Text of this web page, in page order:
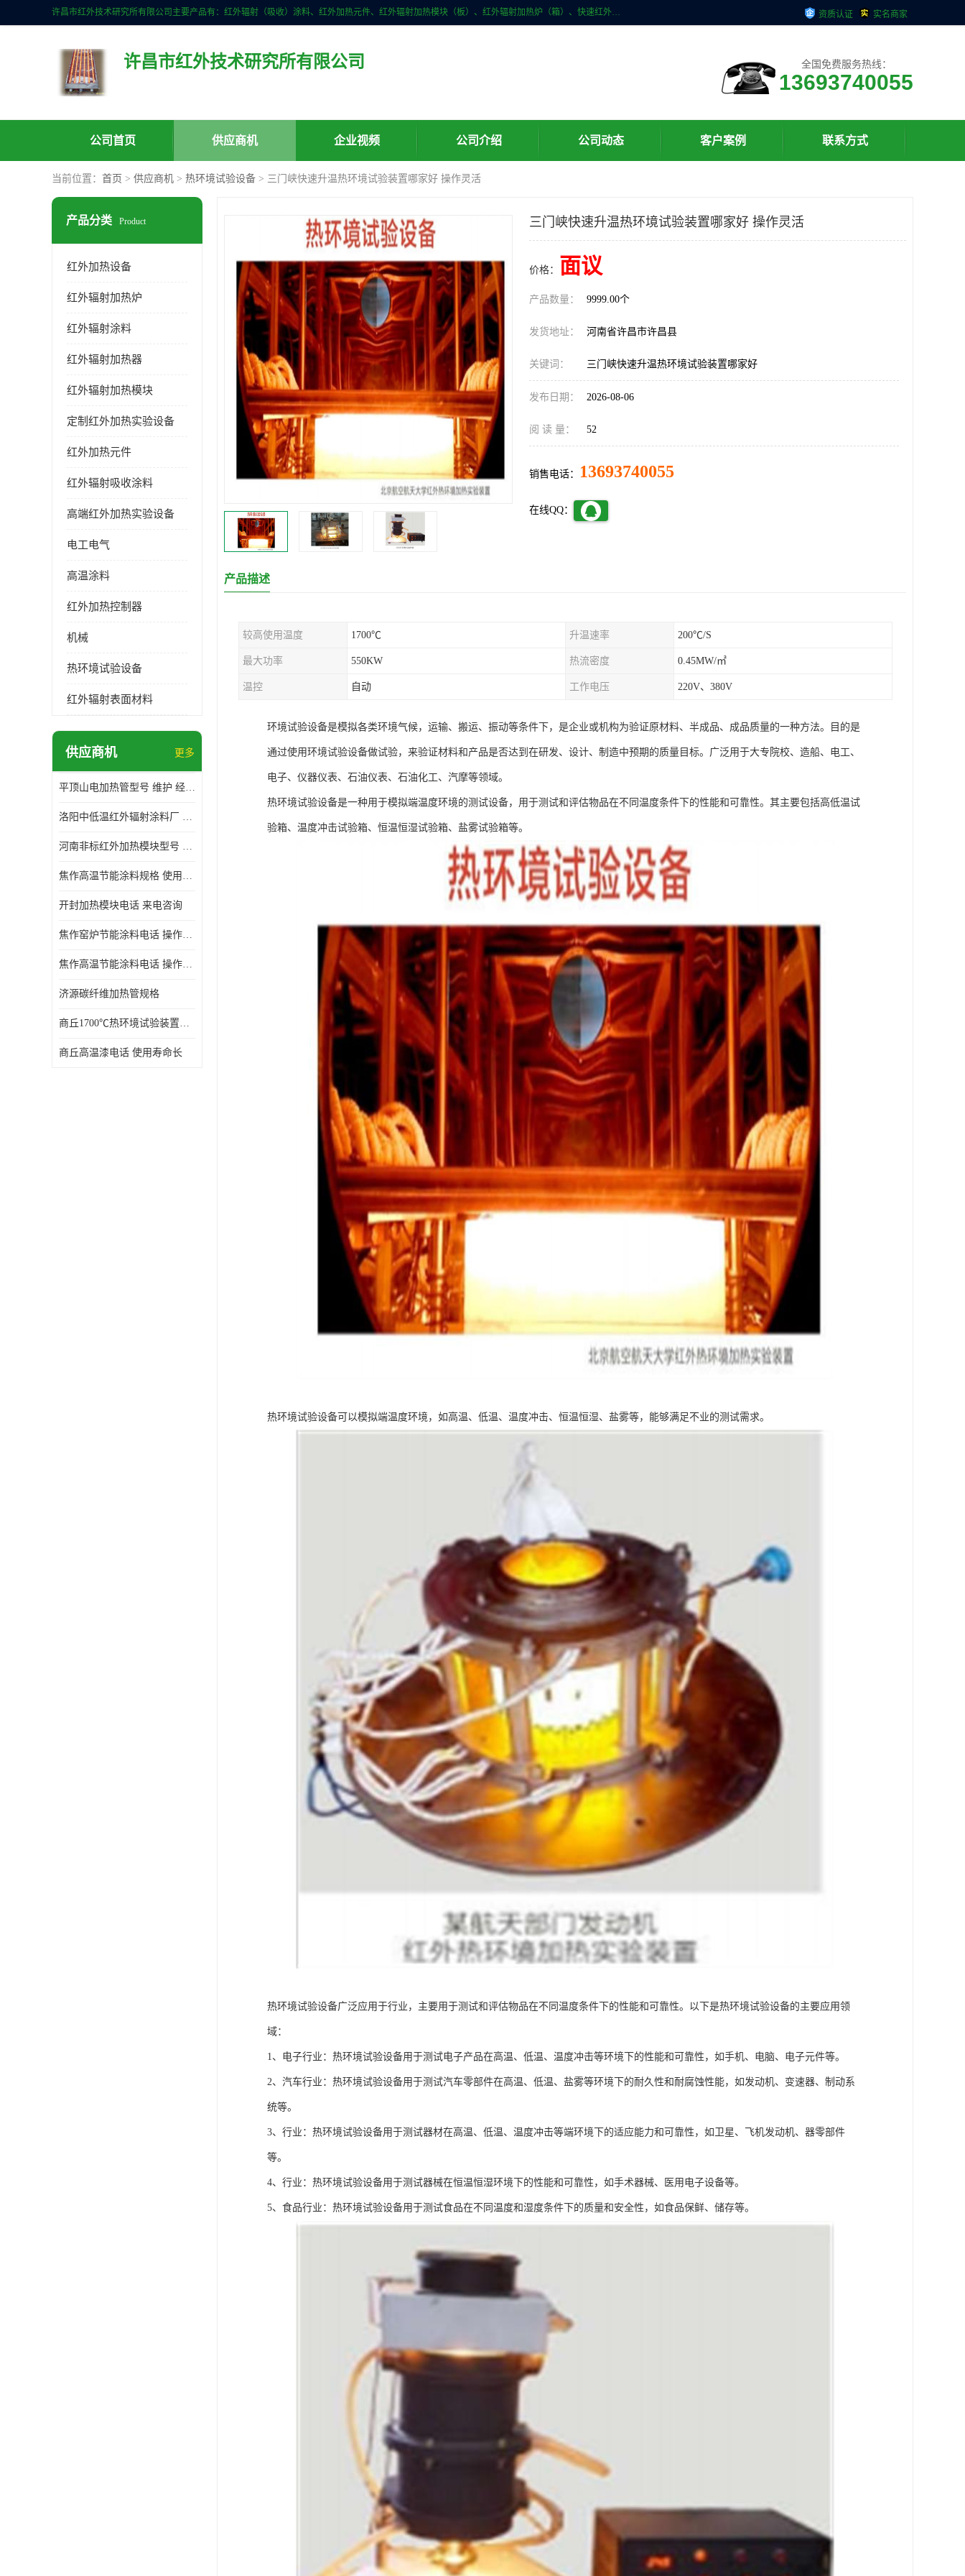
许昌市红外技术研究所有限公司主要产品有：红外辐射（吸收）涂料、红外加热元件、红外辐射加热模块（板）、红外辐射加热炉（箱）、快速红外辐射加热器、系列高端红外加热实验设备、系列红外加热控制器等。 资质认证 实名商家
许昌市红外技术研究所有限公司 全国免费服务热线：
13693740055
公司首页 供应商机 企业视频 公司介绍 公司动态 客户案例 联系方式
当前位置： 首页 > 供应商机 > 热环境试验设备 > 三门峡快速升温热环境试验装置哪家好 操作灵活
产品分类 Product
红外加热设备
红外辐射加热炉
红外辐射涂料
红外辐射加热器
红外辐射加热模块
定制红外加热实验设备
红外加热元件
红外辐射吸收涂料
高端红外加热实验设备
电工电气
高温涂料
红外加热控制器
机械
热环境试验设备
红外辐射表面材料
供应商机 更多
平顶山电加热管型号 维护 经验丰富
洛阳中低温红外辐射涂料厂 使用便利
河南非标红外加热模块型号 操作方便
焦作高温节能涂料规格 使用寿命长 标志明显
开封加热模块电话 来电咨询
焦作窑炉节能涂料电话 操作方便
焦作高温节能涂料电话 操作方便
济源碳纤维加热管规格
商丘1700℃热环境试验装置厂家 技术成熟
商丘高温漆电话 使用寿命长
三门峡快速升温热环境试验装置哪家好 操作灵活
价格： 面议
产品数量： 9999.00个
发货地址： 河南省许昌市许昌县
关键词： 三门峡快速升温热环境试验装置哪家好
发布日期： 2026-08-06
阅 读 量： 52
销售电话： 13693740055
在线QQ：
产品描述
较高使用温度 1700℃ 升温速率 200℃/S
最大功率 550KW 热流密度 0.45MW/㎡
温控 自动 工作电压 220V、380V
环境试验设备是模拟各类环境气候，运输、搬运、振动等条件下，是企业或机构为验证原材料、半成品、成品质量的一种方法。目的是
通过使用环境试验设备做试验，来验证材料和产品是否达到在研发、设计、制造中预期的质量目标。广泛用于大专院校、造船、电工、
电子、仪器仪表、石油仪表、石油化工、汽摩等领域。
热环境试验设备是一种用于模拟端温度环境的测试设备，用于测试和评估物品在不同温度条件下的性能和可靠性。其主要包括高低温试
验箱、温度冲击试验箱、恒温恒湿试验箱、盐雾试验箱等。
热环境试验设备可以模拟端温度环境，如高温、低温、温度冲击、恒温恒湿、盐雾等，能够满足不业的测试需求。
热环境试验设备广泛应用于行业，主要用于测试和评估物品在不同温度条件下的性能和可靠性。以下是热环境试验设备的主要应用领
域：
1、电子行业：热环境试验设备用于测试电子产品在高温、低温、温度冲击等环境下的性能和可靠性，如手机、电脑、电子元件等。
2、汽车行业：热环境试验设备用于测试汽车零部件在高温、低温、盐雾等环境下的耐久性和耐腐蚀性能，如发动机、变速器、制动系
统等。
3、行业：热环境试验设备用于测试器材在高温、低温、温度冲击等端环境下的适应能力和可靠性，如卫星、飞机发动机、器零部件
等。
4、行业：热环境试验设备用于测试器械在恒温恒湿环境下的性能和可靠性，如手术器械、医用电子设备等。
5、食品行业：热环境试验设备用于测试食品在不同温度和湿度条件下的质量和安全性，如食品保鲜、储存等。